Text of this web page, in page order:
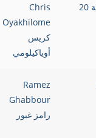
-- 20 مجموعة 20
Chris
Oyakhilome
كريس
أوياكيلومي
Ramez
Ghabbour
رامز غبور